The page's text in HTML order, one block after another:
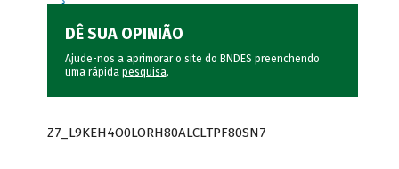
DÊ SUA OPINIÃO
Ajude-nos a aprimorar o site do BNDES preenchendo
uma rápida pesquisa.
Z7_L9KEH4O0LORH80ALCLTPF80SN7